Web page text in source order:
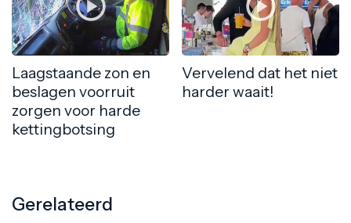
Laagstaande zon en
beslagen voorruit
zorgen voor harde
kettingbotsing
Vervelend dat het niet
harder waait!
Gerelateerd